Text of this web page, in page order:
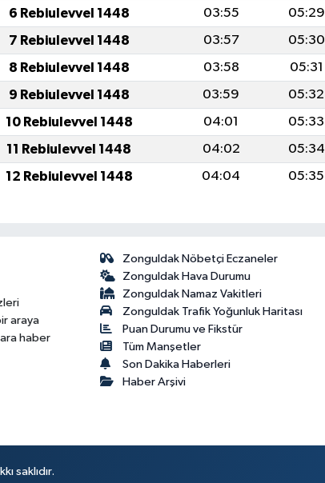
6 Rebiulevvel 1448 03:55 05:29
7 Rebiulevvel 1448 03:57 05:30
8 Rebiulevvel 1448 03:58 05:31
9 Rebiulevvel 1448 03:59 05:32
10 Rebiulevvel 1448 04:01 05:33
11 Rebiulevvel 1448 04:02 05:34
12 Rebiulevvel 1448 04:04 05:35
araya
haber
Zonguldak Nöbetçi Eczaneler
Zonguldak Hava Durumu
Zonguldak Namaz Vakitleri
Zonguldak Trafik Yoğunluk Haritası
Puan Durumu ve Fikstür
Tüm Manşetler
Son Dakika Haberleri
Haber Arşivi
saklıdır.